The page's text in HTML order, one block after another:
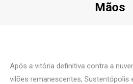
Mãos
Após a vitória definitiva contra a
vilões remanescentes, Sustentópolis